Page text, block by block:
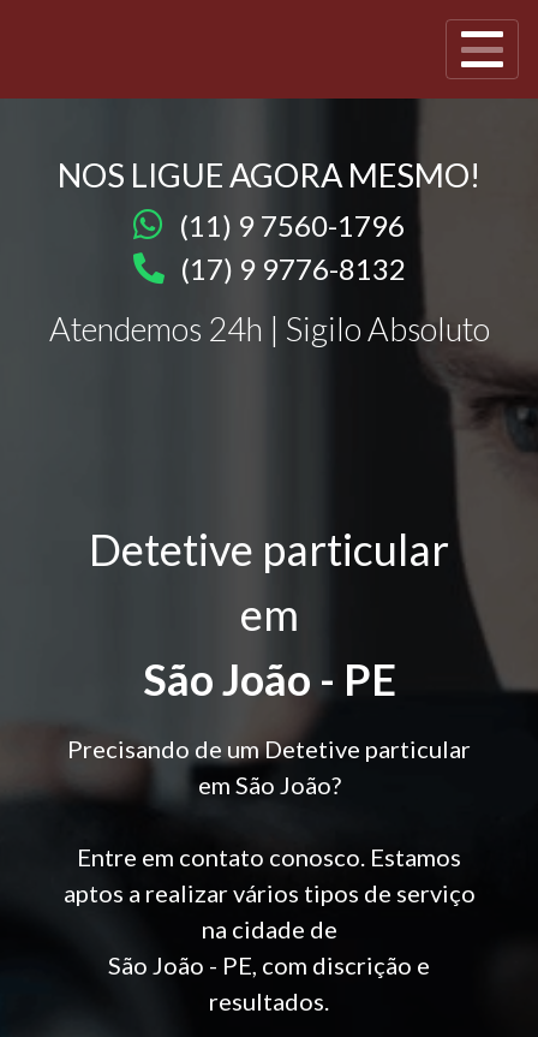
NOS LIGUE AGORA MESMO!
(11) 9 7560-1796
(17) 9 9776-8132
Atendemos 24h | Sigilo Absoluto
Detetive particular
em
São João - PE
Precisando de um Detetive particular
em São João?
Entre em contato conosco. Estamos
aptos a realizar vários tipos de serviço
na cidade de
São João - PE, com discrição e
resultados.